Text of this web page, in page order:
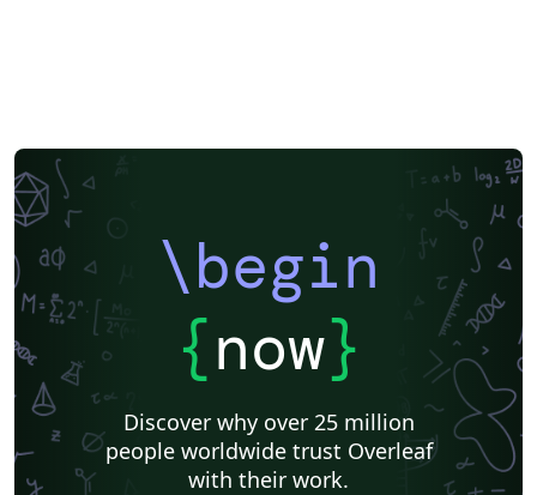
\begin
{now}
Discover why over 25 million
people worldwide trust Overleaf
with their work.